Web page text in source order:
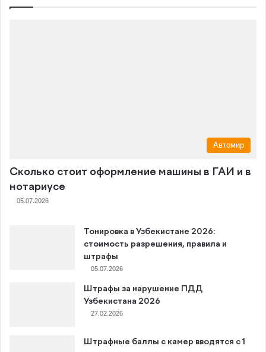
Автомир
Сколько стоит оформление машины в ГАИ и в
нотариусе
05.07.2026
Тонировка в Узбекистане 2026:
стоимость разрешения, правила и
штрафы
05.07.2026
Штрафы за нарушение ПДД
Узбекистана 2026
27.02.2026
Штрафные баллы с камер вводятся с 1